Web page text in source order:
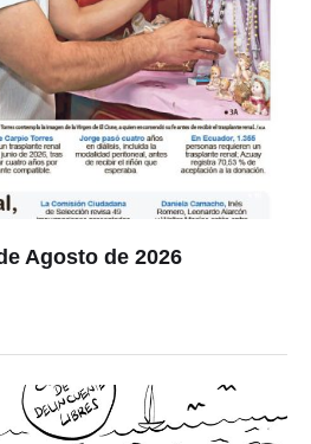
Agosto de 2026